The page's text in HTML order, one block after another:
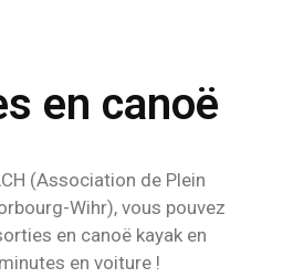
en canoë
(Association de Plein
Wihr), vous pouvez
en canoë kayak en
en voiture !